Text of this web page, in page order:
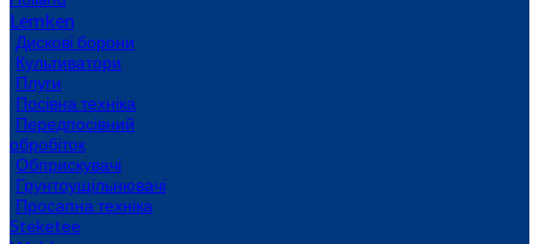
Lemken
Дискові борони
Культиватори
Плуги
Посівна техніка
Передпосівний
обробіток
Обприскувачі
Грунтоущільнювачі
Просапна техніка
Steketee